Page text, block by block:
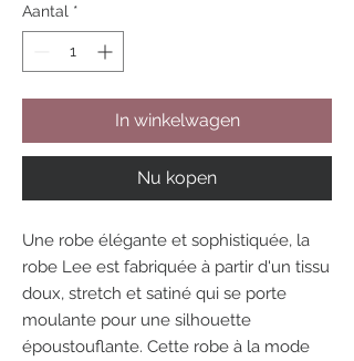
Aantal *
In winkelwagen
Nu kopen
Une robe élégante et sophistiquée, la
robe Lee est fabriquée à partir d'un tissu
doux, stretch et satiné qui se porte
moulante pour une silhouette
époustouflante. Cette robe à la mode